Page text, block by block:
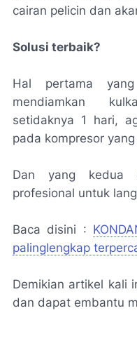
cairan pelicin dan
Solusi terbaik?
Hal pertama
mendiamkan
setidaknya 1 hari,
pada kompresor
Dan yang kedua
profesional untuk
Baca disini :
palinglengkap
Demikian artikel kali
dan dapat embantu